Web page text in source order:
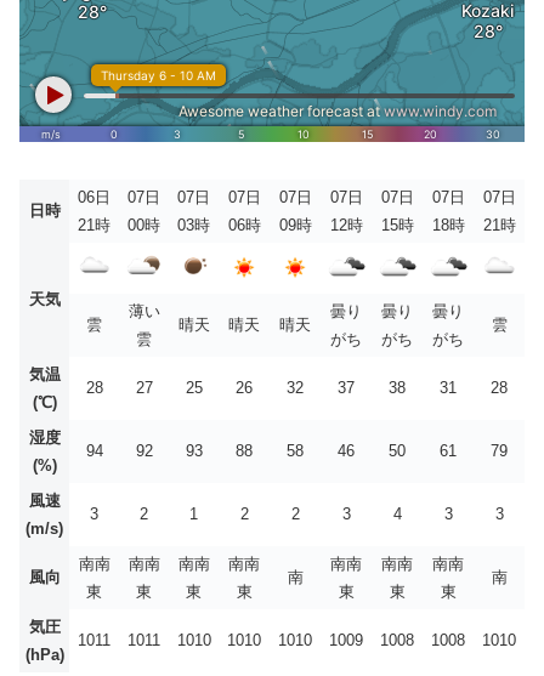
日時
06日
21時
07日
00時
07日
03時
07日
06時
07日
09時
07日
12時
07日
15時
07日
18時
07日
21時
天気
雲
薄い
雲
晴天 晴天 晴天
曇り
がち
曇り
がち
曇り
がち
雲
気温
(℃)
28 27 25 26 32 37 38 31 28
湿度
(%)
94 92 93 88 58 46 50 61 79
風速
(m/s)
3 2 1 2 2 3 4 3 3
風向
南南
東
南南
東
南南
東
南南
東
南
南南
東
南南
東
南南
東
南
気圧
(hPa)
1011 1011 1010 1010 1010 1009 1008 1008 1010